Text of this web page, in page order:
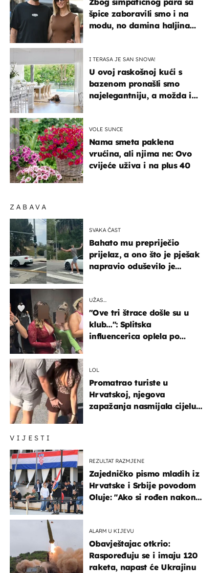
VIJESTI
REZULTAT RAZMJENE
Zajedničko pismo mladih iz
Hrvatske i Srbije povodom
Oluje: "Ako si rođen nakon
ALARM U KIJEVU
Obavještajac otkrio:
Raspoređuju se i imaju 120
raketa, napast će Ukrajinu
ZABAVA
SVAKA ČAST
Bahato mu prepriječio
prijelaz, a ono što je pješak
napravio oduševilo je
UŽAS…
"Ove tri štrace došle su u
klub…": Splitska
influencerica oplela po
LOL
Promatrao turiste u
Hrvatskoj, njegova
zapažanja nasmijala cijelu
špice zaboravili smo i na
modu, no damina haljina
I TERASA JE SAN SNOVA!
U ovoj raskošnoj kući s
bazenom pronašli smo
najelegantniju, a možda i
VOLE SUNCE
Nama smeta paklena
vrućina, ali njima ne: Ovo
cvijeće uživa i na plus 40